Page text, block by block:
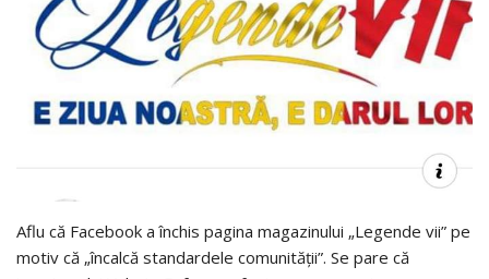
Aflu că Facebook a închis pagina magazinului „Legende vii” pe
motiv că „încalcă standardele comunității”. Se pare că